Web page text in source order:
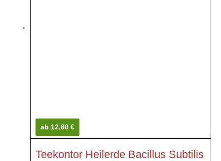
ab 12,80 €
Teekontor Heilerde Bacillus Subtilis